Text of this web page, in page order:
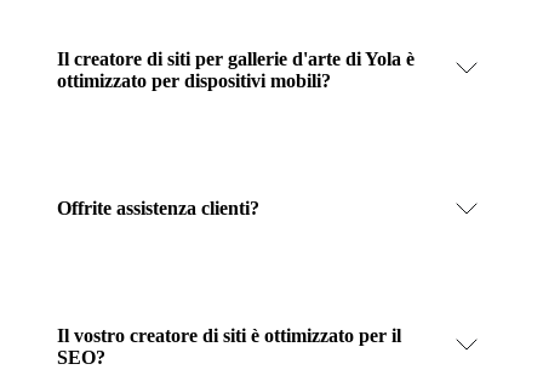
Il creatore di siti per gallerie d'arte di Yola è
ottimizzato per dispositivi mobili?
Offrite assistenza clienti?
Il vostro creatore di siti è ottimizzato per il
SEO?